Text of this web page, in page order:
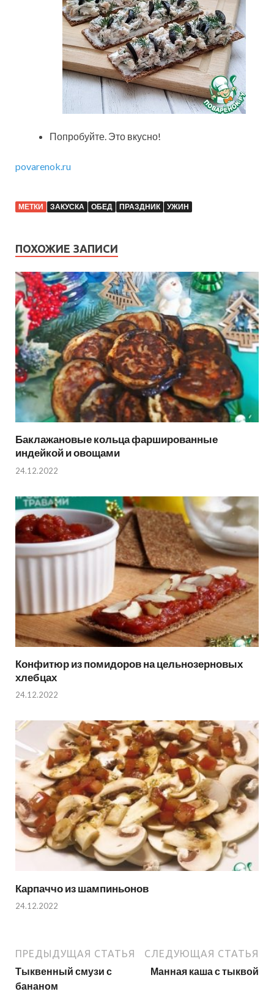
Попробуйте. Это вкусно!
povarenok.ru
МЕТКИ ЗАКУСКА ОБЕД ПРАЗДНИК УЖИН
ПОХОЖИЕ ЗАПИСИ
Баклажановые кольца фаршированные
индейкой и овощами
24.12.2022
Конфитюр из помидоров на цельнозерновых
хлебцах
24.12.2022
Карпаччо из шампиньонов
24.12.2022
ПРЕДЫДУЩАЯ СТАТЬЯ
Тыквенный смузи с
бананом
СЛЕДУЮЩАЯ СТАТЬЯ
Манная каша с тыквой